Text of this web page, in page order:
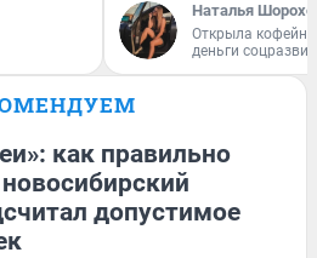
Наталья
Открыла
деньги
как правильно
допустимое